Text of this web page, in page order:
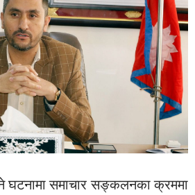
समाचार सङ्कलनका क्रममा